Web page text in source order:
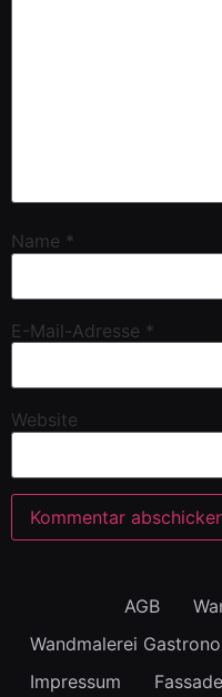
Name *
E-Mail-Adresse *
Website
AGB
Wandmalerei
Impressum